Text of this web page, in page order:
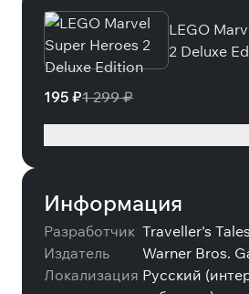
LEGO
2 Deluxe
195 ₽1 299 ₽
Информация
Разработчик Traveller's Tales
Издатель
Warner Bros.
Локализация Русский